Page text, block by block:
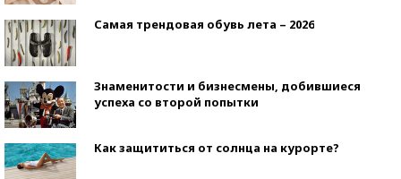
Самая трендовая обувь лета – 2026
Знаменитости и бизнесмены, добившиеся
успеха со второй попытки
Как защититься от солнца на курорте?